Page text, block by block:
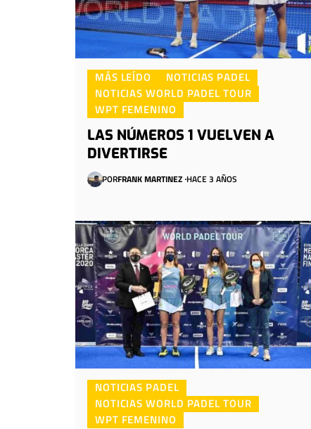
MÁS LEÍDO
NOTICIAS PADEL
NOTICIAS WORLD PADEL TOUR
WPT FEMENINO
LAS NÚMEROS 1 VUELVEN A
DIVERTIRSE
PORFRANK MARTINEZ HACE 3 AÑOS
NOTICIAS PADEL
NOTICIAS WORLD PADEL TOUR
WPT FEMENINO